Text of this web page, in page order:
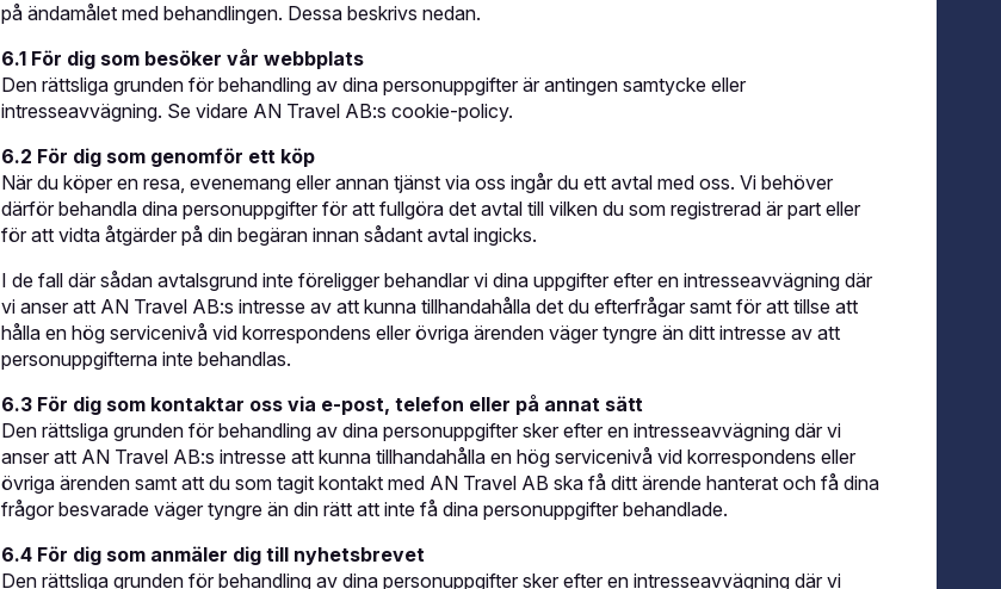
på ändamålet med behandlingen. Dessa beskrivs nedan.
6.1 För dig som besöker vår webbplats
Den rättsliga grunden för behandling av dina personuppgifter är antingen samtycke eller
intresseavvägning. Se vidare AN Travel AB:s cookie-policy.
6.2 För dig som genomför ett köp
När du köper en resa, evenemang eller annan tjänst via oss ingår du ett avtal med oss. Vi behöver
därför behandla dina personuppgifter för att fullgöra det avtal till vilken du som registrerad är part eller
för att vidta åtgärder på din begäran innan sådant avtal ingicks.
I de fall där sådan avtalsgrund inte föreligger behandlar vi dina uppgifter efter en intresseavvägning där
vi anser att AN Travel AB:s intresse av att kunna tillhandahålla det du efterfrågar samt för att tillse att
hålla en hög servicenivå vid korrespondens eller övriga ärenden väger tyngre än ditt intresse av att
personuppgifterna inte behandlas.
6.3 För dig som kontaktar oss via e-post, telefon eller på annat sätt
Den rättsliga grunden för behandling av dina personuppgifter sker efter en intresseavvägning där vi
anser att AN Travel AB:s intresse att kunna tillhandahålla en hög servicenivå vid korrespondens eller
övriga ärenden samt att du som tagit kontakt med AN Travel AB ska få ditt ärende hanterat och få dina
frågor besvarade väger tyngre än din rätt att inte få dina personuppgifter behandlade.
6.4 För dig som anmäler dig till nyhetsbrevet
Den rättsliga grunden för behandling av dina personuppgifter sker efter en intresseavvägning där vi